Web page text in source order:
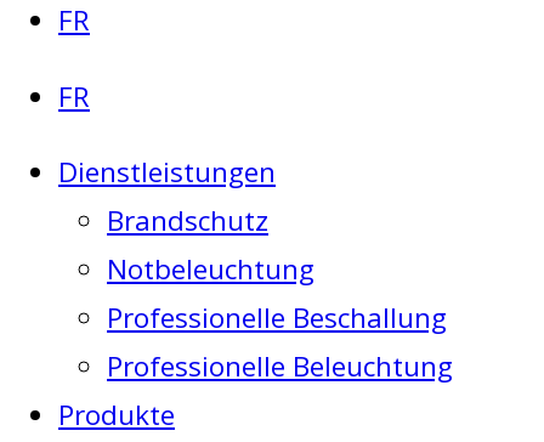
FR
FR
Dienstleistungen
Brandschutz
Notbeleuchtung
Professionelle Beschallung
Professionelle Beleuchtung
Produkte